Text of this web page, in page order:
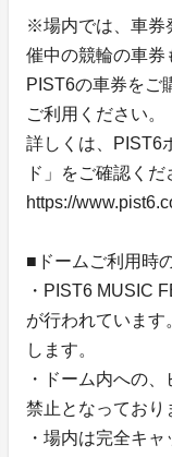
※場内では、車券
催中の競輪の車券
PIST6の車券をご
ご利用ください。
詳しくは、PIST6
ド」をご確認くだ
https://
■ドームご利用時
・PIST6 MUSIC
が行われています
します。
・ドーム内への
禁止となっており
・場内は完全キ